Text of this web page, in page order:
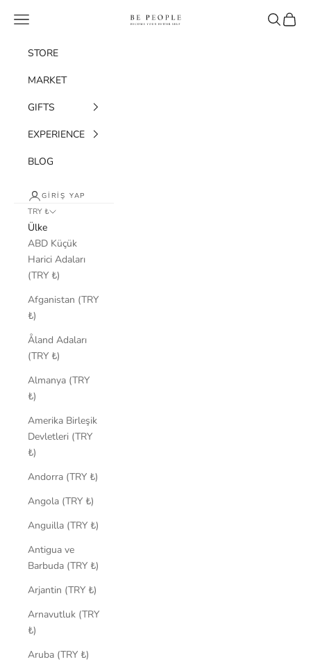
bepeople.co
Menü Ara Sepet
STORE
MARKET
GIFTS
EXPERIENCE
BLOG
GIRIŞ YAP
TRY ₺
Ülke
ABD Küçük
Harici Adaları
(TRY ₺)
Afganistan (TRY
₺)
Åland Adaları
(TRY ₺)
Almanya (TRY
₺)
Amerika Birleşik
Devletleri (TRY
₺)
Andorra (TRY ₺)
Angola (TRY ₺)
Anguilla (TRY ₺)
Antigua ve
Barbuda (TRY ₺)
Arjantin (TRY ₺)
Arnavutluk (TRY
₺)
Aruba (TRY ₺)